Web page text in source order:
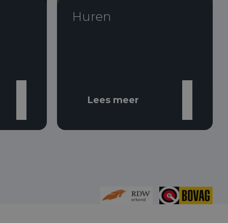
Huren
Lees meer